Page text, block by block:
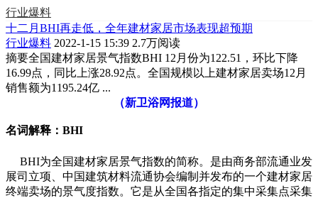
行业爆料
十二月BHI再走低，全年建材家居市场表现超预期
行业爆料 2022-1-15 15:39 2.7万阅读
摘要全国建材家居景气指数BHI 12月份为122.51，环比下降
16.99点，同比上涨28.92点。全国规模以上建材家居卖场12月
销售额为1195.24亿 ...
（新卫浴网报道）
名词解释：BHI
BHI为全国建材家居景气指数的简称。是由商务部流通业发
展司立项、中国建筑材料流通协会编制并发布的一个建材家居
终端卖场的景气度指数。它是从全国各指定的集中采集点采集